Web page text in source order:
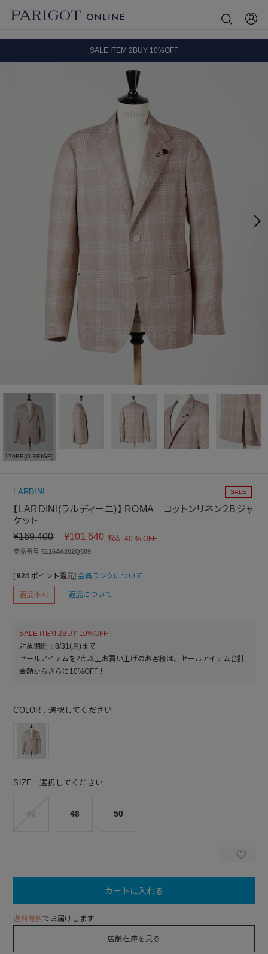
SALE ITEM 2BUY 10%OFF
全国送料無料｜全品正規取扱
8.5 wedに会員プログラムが生まれ変わります！
170BE(O.BEIGE)
LARDINI
【LARDINI(ラルディーニ)】 ROMA コットンリネン２Bジャ
ケット
¥169,400 ¥101,640 税込 40 % OFF
SALE
商品番号 5116A6202Q509
[ 924 ポイント還元] 会員ランクについて
返品不可 返品について
SALE ITEM 2BUY 10%OFF！
対象期間：8/31(月)まで
セールアイテムを2点以上お買い上げのお客様は、セールアイテム合計
金額からさらに10%OFF！
COLOR 選択してください
SIZE 選択してください
48 50
カートに入れる
送料無料でお届けします
店舗在庫を見る